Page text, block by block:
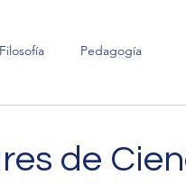
Filosofía Pedagogía
de